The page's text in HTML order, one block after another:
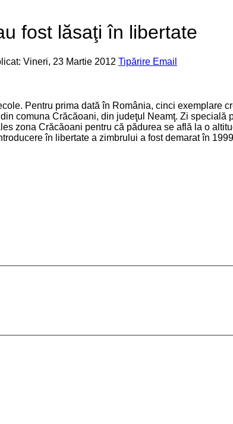
fost lăsaţi în libertate
Vineri, 23 Martie 2012 Tipărire Email
Pentru prima dată în România, cinci exemplare
comuna Crăcăoani, din judeţul Neamţ. Zi
zona Crăcăoani pentru că pădurea se află la o
în libertate a zimbrului a fost demarat în